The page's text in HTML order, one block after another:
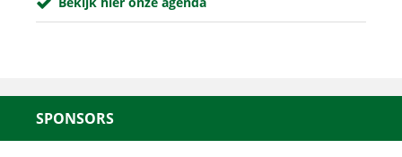
SPONSORS